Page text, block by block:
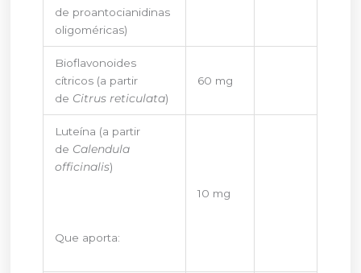
de proantocianidinas
oligoméricas)
Bioflavonoides
cítricos (a partir
de Citrus reticulata)
60 mg
Luteína (a partir
de Calendula
officinalis)
Que aporta:
10 mg